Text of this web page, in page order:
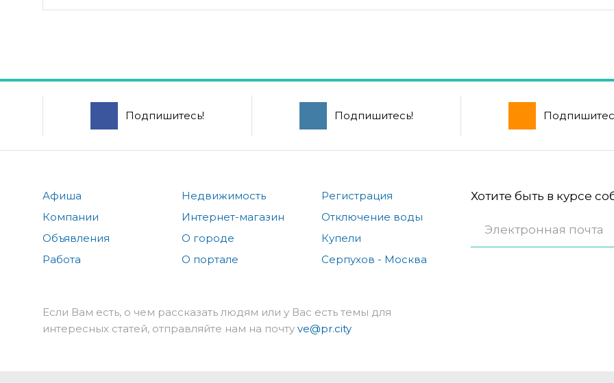
Подпишитесь! Подпишитесь!
Афиша
Компании
Объявления
Работа
Недвижимость
Интернет-магазин
О городе
О портале
Регистрация
Отключение воды
Купели
Серпухов - Москва
Хотите быть в курсе
Если Вам есть, о чем рассказать людям или у Вас есть темы для
интересных статей, отправляйте нам на почту ve@pr.city